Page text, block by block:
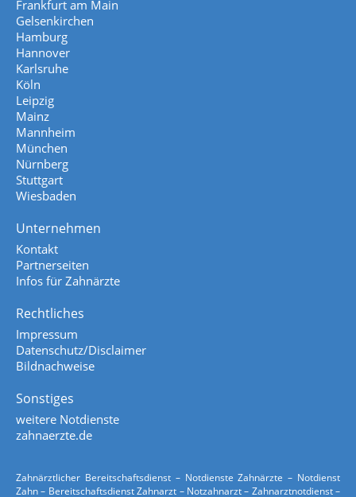
Frankfurt am Main
Gelsenkirchen
Hamburg
Hannover
Karlsruhe
Köln
Leipzig
Mainz
Mannheim
München
Nürnberg
Stuttgart
Wiesbaden
Unternehmen
Kontakt
Partnerseiten
Infos für Zahnärzte
Rechtliches
Impressum
Datenschutz/Disclaimer
Bildnachweise
Sonstiges
weitere Notdienste
zahnaerzte.de
Zahnärztlicher Bereitschaftsdienst – Notdienste Zahnärzte – Notdienst
Zahn – Bereitschaftsdienst Zahnarzt – Notzahnarzt – Zahnarztnotdienst –